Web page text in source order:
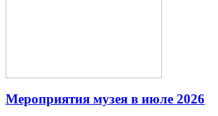
Мероприятия музея в июле 2026